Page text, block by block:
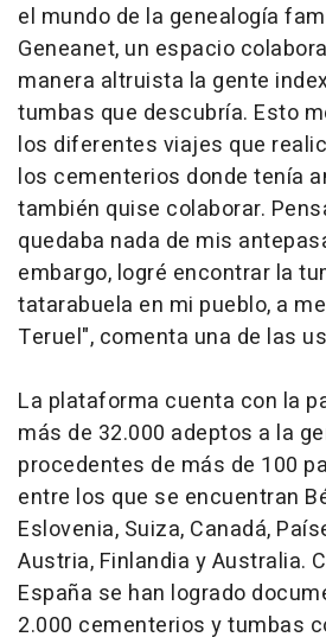
el mundo de la genealogía
Geneanet, un espacio
manera altruista la gente
tumbas que descubría. Esto
los diferentes viajes que
los cementerios donde tenía
también quise colaborar.
quedaba nada de mis
embargo, logré encontrar la
tatarabuela en mi pueblo, a
Teruel", comenta una de las
La plataforma cuenta con la
más de 32.000 adeptos a la
procedentes de más de 100
entre los que se encuentran
Eslovenia, Suiza, Canadá,
Austria, Finlandia y Australia.
España se han logrado
2.000 cementerios y tumbas